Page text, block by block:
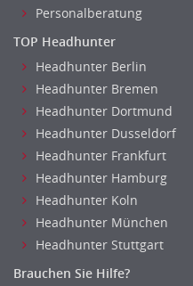
Personalberatung
TOP Headhunter
Headhunter Berlin
Headhunter Bremen
Headhunter Dortmund
Headhunter Dusseldorf
Headhunter Frankfurt
Headhunter Hamburg
Headhunter Koln
Headhunter München
Headhunter Stuttgart
Brauchen Sie Hilfe?